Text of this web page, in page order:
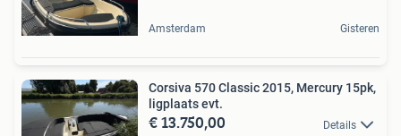
Amsterdam Gisteren
Corsiva 570 Classic 2015, Mercury 15pk,
ligplaats evt.
€ 13.750,00 Details